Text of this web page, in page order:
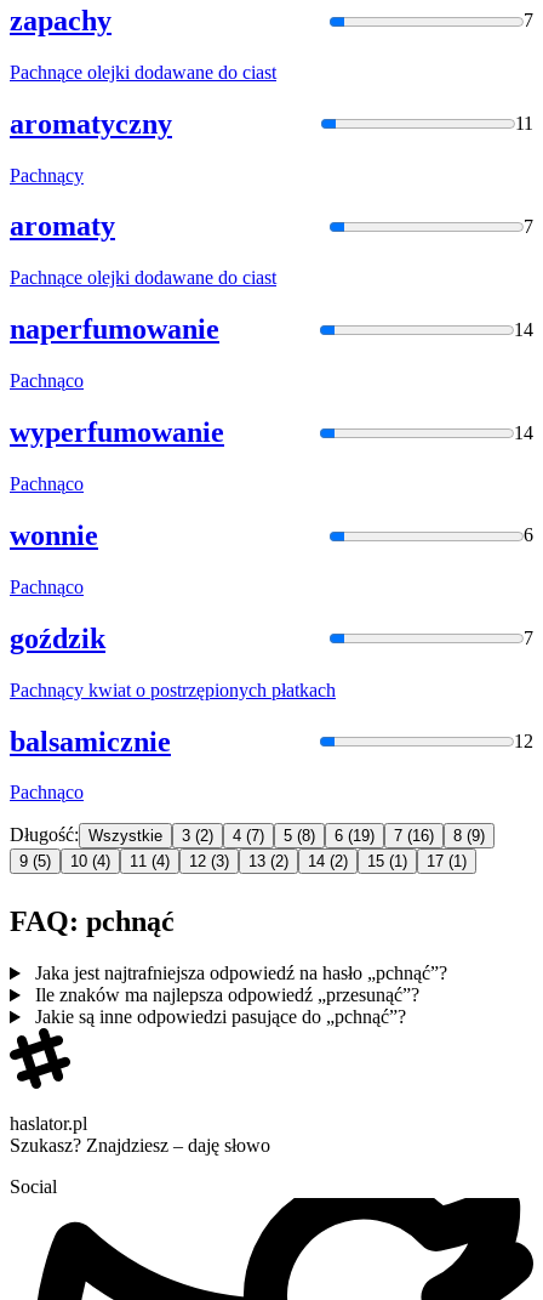
zapachy 7
Pachnące olejki dodawane do ciast
aromatyczny 11
Pachnący
aromaty 7
Pachnące olejki dodawane do ciast
naperfumowanie 14
Pachnąco
wyperfumowanie 14
Pachnąco
wonnie 6
Pachnąco
goździk 7
Pachnący kwiat o postrzępionych płatkach
balsamicznie 12
Pachnąco
Długość: Wszystkie 3 (2) 4 (7) 5 (8) 6 (19) 7 (16) 8 (9)
9 (5) 10 (4) 11 (4) 12 (3) 13 (2) 14 (2) 15 (1) 17 (1)
FAQ: pchnąć
Jaka jest najtrafniejsza odpowiedź na hasło „pchnąć”?
Ile znaków ma najlepsza odpowiedź „przesunąć”?
Jakie są inne odpowiedzi pasujące do „pchnąć”?
haslator.pl
Szukasz? Znajdziesz – daję słowo
Social